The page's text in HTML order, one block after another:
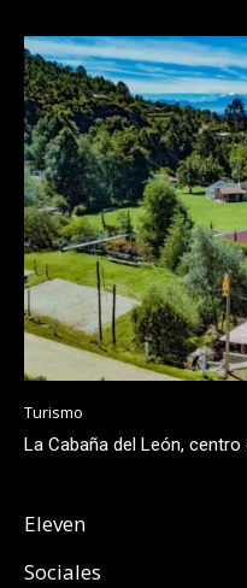
Turismo
La Cabaña del León,
Eleven
Sociales